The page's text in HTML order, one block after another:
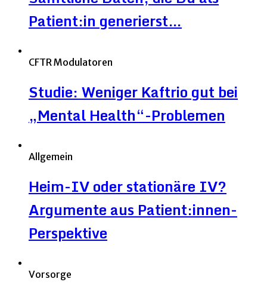
Patient:in generierst…
CFTR Modulatoren
Studie: Weniger Kaftrio gut bei
„Mental Health“-Problemen
Allgemein
Heim-IV oder stationäre IV?
Argumente aus Patient:innen-
Perspektive
Vorsorge